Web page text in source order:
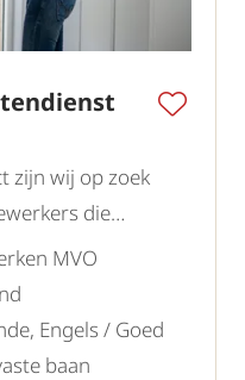
zijn wij op zoek
die
om oude
- je ontvangt
MVO
Engels / Goed
baan